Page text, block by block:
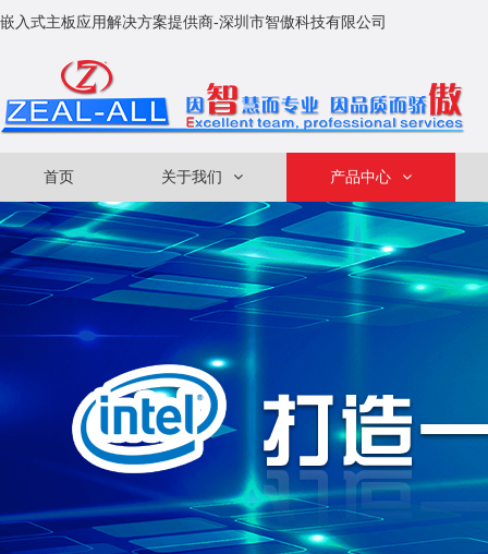
嵌入式主板应用解决方案提供商-深圳市智傲科技有限公司
首页 关于我们 产品中心